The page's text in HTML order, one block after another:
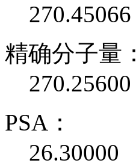
270.45066
精确分子量：
270.25600
PSA：
26.30000